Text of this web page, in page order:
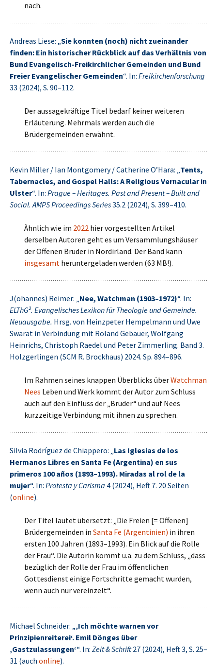
nach.
Andreas Liese: „Sie konnten (noch) nicht zueinander
finden: Ein historischer Rückblick auf das Verhältnis von
Bund Evangelisch-Freikirchlicher Gemeinden und Bund
Freier Evangelischer Gemeinden“. In: Freikirchenforschung
33 (2024), S. 90–112.
Der aussagekräftige Titel bedarf keiner weiteren
Erläuterung. Mehrmals werden auch die
Brüdergemeinden erwähnt.
Kevin Miller / Ian Montgomery / Catherine O’Hara: „Tents,
Tabernacles, and Gospel Halls: A Religious Vernacular in
Ulster“. In: Prague – Heritages. Past and Present – Built and
Social. AMPS Proceedings Series35.2 (2024), S. 399–410.
Ähnlich wie im 2022 hier vorgestellten Artikel
derselben Autoren geht es um Versammlungshäuser
der Offenen Brüder in Nordirland. Der Band kann
insgesamt heruntergeladen werden (63 MB!).
J(ohannes) Reimer: „Nee, Watchman (1903–1972)“. In:
ELThG². Evangelisches Lexikon für Theologie und Gemeinde.
Neuausgabe. Hrsg. von Heinzpeter Hempelmann und Uwe
Swarat in Verbindung mit Roland Gebauer, Wolfgang
Heinrichs, Christoph Raedel und Peter Zimmerling. Band 3.
Holzgerlingen (SCM R. Brockhaus) 2024. Sp. 894–896.
Im Rahmen seines knappen Überblicks überWatchman
Nees Leben und Werk kommt der Autor zum Schluss
auch auf den Einfluss der „Brüder“ und auf Nees
kurzzeitige Verbindung mit ihnen zu sprechen.
Silvia Rodríguez de Chiappero: „Las Iglesias de los
Hermanos Libres en Santa Fe (Argentina) en sus
primeros 100 años (1893–1993). Miradas al rol de la
mujer“. In: Protesta y Carisma 4 (2024), Heft 7. 20 Seiten
(online).
Der Titel lautet übersetzt: „Die Freien [= Offenen]
Brüdergemeinden in Santa Fe (Argentinien) in ihren
ersten 100 Jahren (1893–1993). Ein Blick auf die Rolle
der Frau“. Die Autorin kommt u.a. zu dem Schluss, „dass
bezüglich der Rolle der Frau im öffentlichen
Gottesdienst einige Fortschritte gemacht wurden,
wenn auch nur vereinzelt“.
Michael Schneider: „‚Ich möchte warnen vor
Prinzipienreiterei‘. Emil Dönges über
‚Gastzulassungen‘“. In: Zeit & Schrift27 (2024), Heft 3, S. 25–
31 (auch online).